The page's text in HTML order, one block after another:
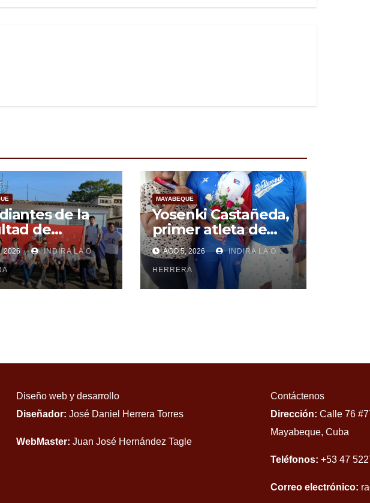
de la
de
Médicas de
realizan
2026 INDIRA LA O
MAYABEQUE
Yosenki Castañeda,
primer atleta de
Mayabeque en
subir al podio
centroamericano
AGO 5, 2026 INDIRA LA O
HERRERA
Diseño web y desarrollo
Diseñador: José Daniel Herrera Torres
WebMaster: Juan José Hernández Tagle
Contáctenos
Dirección: Calle 76
Mayabeque, Cuba
Teléfonos: +53 47
Correo electrónico: